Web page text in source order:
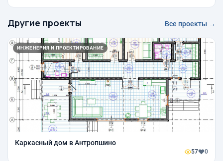
Другие проекты Все проекты →
ИНЖЕНЕРИЯ И ПРОЕКТИРОВАНИЕ
Каркасный дом в Антропшино
57 0